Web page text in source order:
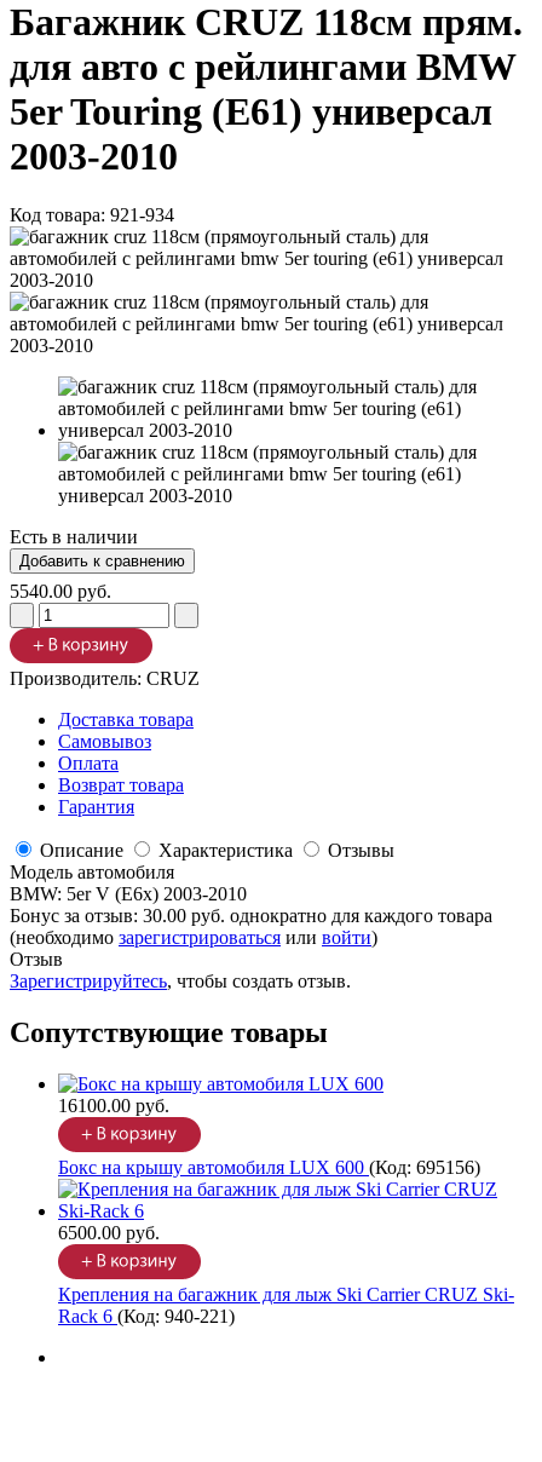
Багажник CRUZ 118см прям.
для авто с рейлингами BMW
5er Touring (E61) универсал
2003-2010
Код товара: 921-934
Есть в наличии
5540.00 руб.
Производитель: CRUZ
Доставка товара
Самовывоз
Оплата
Возврат товара
Гарантия
Описание Характеристика
Отзывы
Модель автомобиля
BMW: 5er V (E6x) 2003-2010
Бонус за отзыв: 30.00 руб. однократно для каждого товара
(необходимо зарегистрироваться или войти)
Отзыв
Зарегистрируйтесь, чтобы создать отзыв.
Сопутствующие товары
16100.00 руб.
Бокс на крышу автомобиля LUX 600 (Код: 695156)
6500.00 руб.
Крепления на багажник для лыж Ski Carrier CRUZ Ski-
Rack 6 (Код: 940-221)